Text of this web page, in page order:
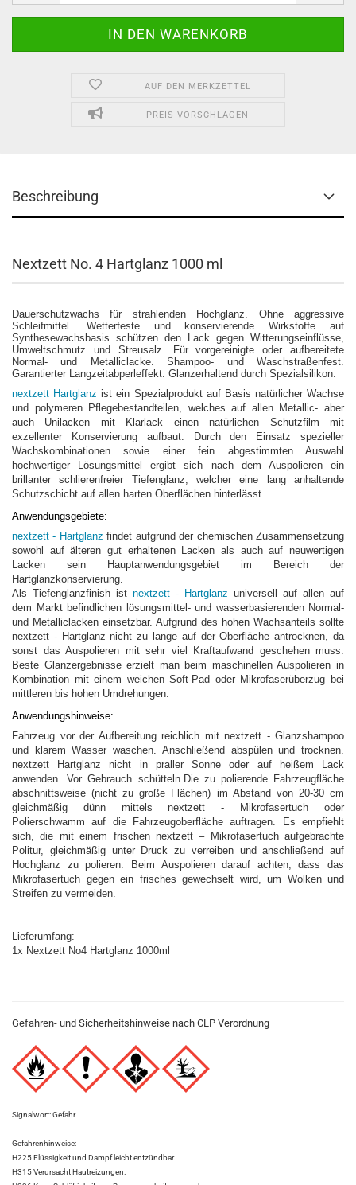
AUF DEN MERKZETTEL
PREIS VORSCHLAGEN
Beschreibung
Nextzett No. 4 Hartglanz 1000 ml
Dauerschutzwachs für strahlenden Hochglanz. Ohne aggressive
Schleifmittel. Wetterfeste und konservierende Wirkstoffe auf
Synthesewachsbasis schützen den Lack gegen Witterungseinflüsse,
Umweltschmutz und Streusalz. Für vorgereinigte oder aufbereitete
Normal- und Metalliclacke. Shampoo- und Waschstraßenfest.
Garantierter Langzeitabperleffekt. Glanzerhaltend durch Spezialsilikon.
nextzett Hartglanz ist ein Spezialprodukt auf Basis natürlicher Wachse
und polymeren Pflegebestandteilen, welches auf allen Metallic- aber
auch Unilacken mit Klarlack einen natürlichen Schutzfilm mit
exzellenter Konservierung aufbaut. Durch den Einsatz spezieller
Wachskombinationen sowie einer fein abgestimmten Auswahl
hochwertiger Lösungsmittel ergibt sich nach dem Auspolieren ein
brillanter schlierenfreier Tiefenglanz, welcher eine lang anhaltende
Schutzschicht auf allen harten Oberflächen hinterlässt.
Anwendungsgebiete:
nextzett - Hartglanz findet aufgrund der chemischen Zusammensetzung
sowohl auf älteren gut erhaltenen Lacken als auch auf neuwertigen
Lacken sein Hauptanwendungsgebiet im Bereich der
Hartglanzkonservierung.
Als Tiefenglanzfinish ist nextzett - Hartglanz universell auf allen auf
dem Markt befindlichen lösungsmittel- und wasserbasierenden Normal-
und Metalliclacken einsetzbar. Aufgrund des hohen Wachsanteils sollte
nextzett - Hartglanz nicht zu lange auf der Oberfläche antrocknen, da
sonst das Auspolieren mit sehr viel Kraftaufwand geschehen muss.
Beste Glanzergebnisse erzielt man beim maschinellen Auspolieren in
Kombination mit einem weichen Soft-Pad oder Mikrofaserüberzug bei
mittleren bis hohen Umdrehungen.
Anwendungshinweise:
Fahrzeug vor der Aufbereitung reichlich mit nextzett - Glanzshampoo
und klarem Wasser waschen. Anschließend abspülen und trocknen.
nextzett Hartglanz nicht in praller Sonne oder auf heißem Lack
anwenden. Vor Gebrauch schütteln.Die zu polierende Fahrzeugfläche
abschnittsweise (nicht zu große Flächen) im Abstand von 20-30 cm
gleichmäßig dünn mittels nextzett - Mikrofasertuch oder
Polierschwamm auf die Fahrzeugoberfläche auftragen. Es empfiehlt
sich, die mit einem frischen nextzett – Mikrofasertuch aufgebrachte
Politur, gleichmäßig unter Druck zu verreiben und anschließend auf
Hochglanz zu polieren. Beim Auspolieren darauf achten, dass das
Mikrofasertuch gegen ein frisches gewechselt wird, um Wolken und
Streifen zu vermeiden.
Lieferumfang:
1x Nextzett No4 Hartglanz 1000ml
Gefahren- und Sicherheitshinweise nach CLP Verordnung
Signalwort: Gefahr
Gefahrenhinweise:
H225 Flüssigkeit und Dampf leicht entzündbar.
H315 Verursacht Hautreizungen.